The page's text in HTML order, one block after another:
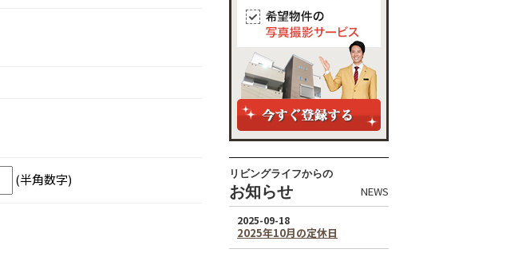
(半角数字) リビングライフからの
お知らせ NEWS